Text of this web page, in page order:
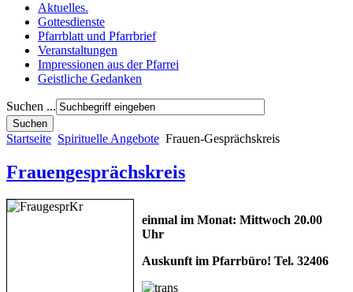
Aktuelles.
Gottesdienste
Pfarrblatt und Pfarrbrief
Veranstaltungen
Impressionen aus der Pfarrei
Geistliche Gedanken
Suchen ...
Startseite Spirituelle Angebote Frauen-Gesprächskreis
Frauengesprächskreis
einmal im Monat: Mittwoch 20.00
Uhr
Auskunft im Pfarrbüro! Tel. 32406